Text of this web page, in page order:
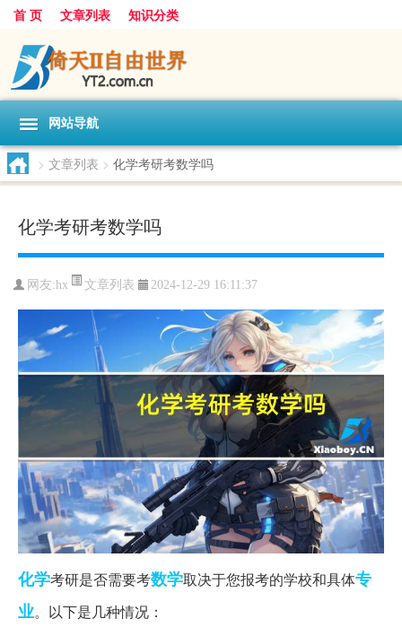
首 页 文章列表 知识分类
网站导航
> 文章列表 > 化学考研考数学吗
化学考研考数学吗
网友:hx 文章列表 2024-12-29 16:11:37
化学考研是否需要考数学取决于您报考的学校和具体专
业。以下是几种情况：